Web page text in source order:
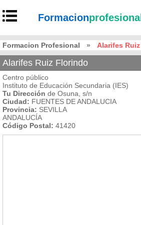
Formacionprofesional
Formacion Profesional » Alarifes
Alarifes Ruiz Florindo
Centro público
Instituto de Educación Secundaria (IES)
Tu Dirección de Osuna, s/n
Ciudad: FUENTES DE ANDALUCIA
Provincia: SEVILLA
ANDALUCÍA
Código Postal: 41420